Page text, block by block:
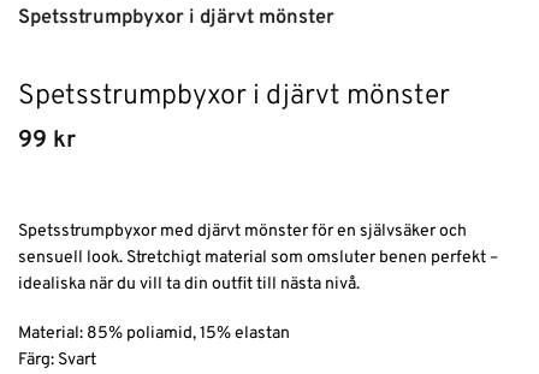
Spetsstrumpbyxor i djärvt mönster
Spetsstrumpbyxor i djärvt mönster
99 kr
Spetsstrumpbyxor med djärvt mönster för en självsäker och
sensuell look. Stretchigt material som omsluter benen perfekt –
idealiska när du vill ta din outfit till nästa nivå.
Material: 85% poliamid, 15% elastan
Färg: Svart